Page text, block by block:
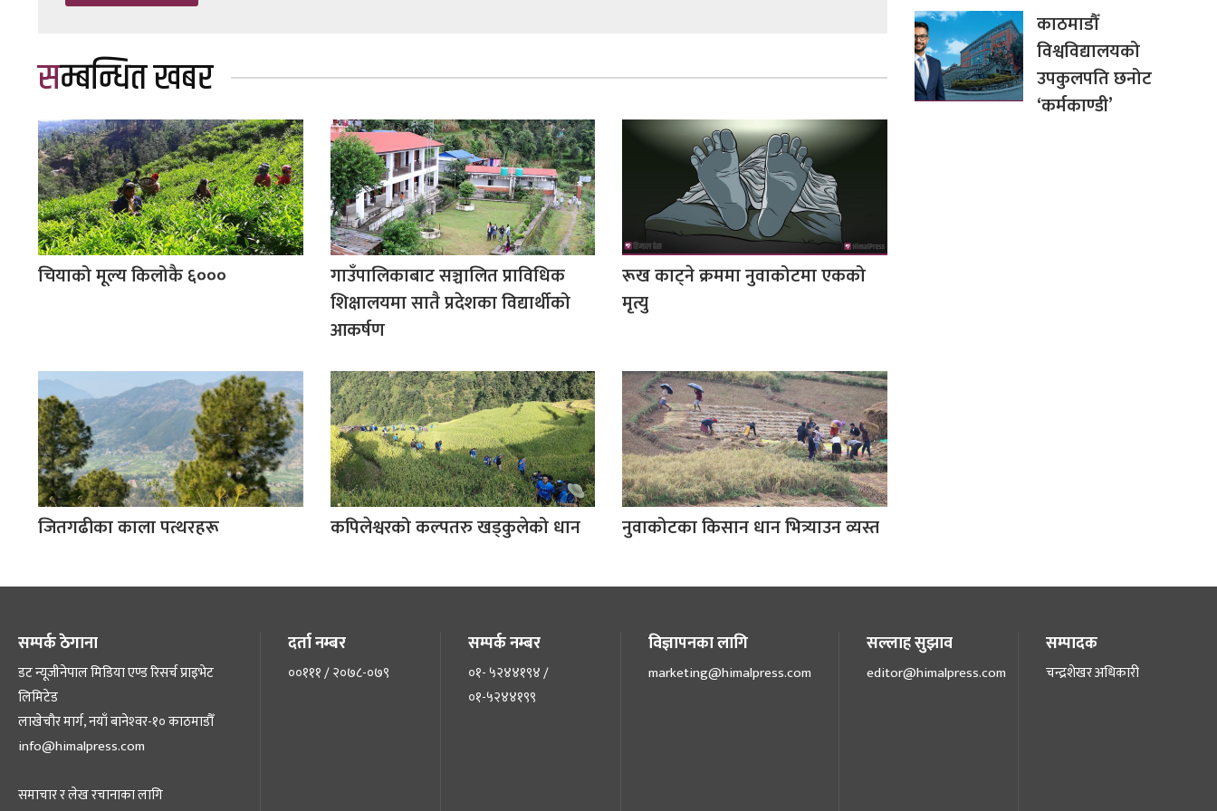
सम्बन्धित खबर
चियाको मूल्य किलोकै ६०००
गाउँपालिकाबाट सञ्चालित प्राविधिक
शिक्षालयमा सातै प्रदेशका विद्यार्थीको
आकर्षण
रूख काट्ने क्रममा नुवाकोटमा एकको
मृत्यु
जितगढीका काला पत्थरहरू कपिलेश्वरको कल्पतरु खड्कुलेको धान नुवाकोटका किसान धान भित्र्याउन व्यस्त
काठमाडौँ
विश्वविद्यालयको
उपकुलपति छनोट
‘कर्मकाण्डी’
सम्पर्क ठेगाना
डट न्यूजीनेपाल मिडिया एण्ड रिसर्च प्राइभेट
लिमिटेड
लाखेचौर मार्ग, नयाँ बानेश्‍वर-१० काठमाडौँ
info@himalpress.com
समाचार र लेख रचानाका लागि
दर्ता नम्बर
००१११ / २०७८-०७९
सम्पर्क नम्बर
०१- ५२४४१९४ /
०१-५२४४१९९
विज्ञापनका लागि
marketing@himalpress.com
सल्लाह सुझाव
editor@himalpress.com
सम्पादक
चन्द्रशेखर अधिकारी